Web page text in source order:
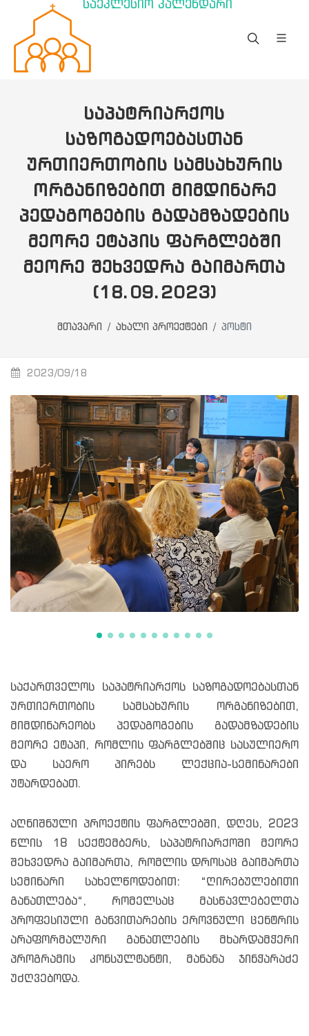
საეკლესიო კალენდარი
ᲡᲐᲞᲐᲢᲠᲘᲐᲠᲥᲝᲡ
ᲡᲐᲖᲝᲒᲐᲓᲝᲔᲑᲐᲡᲗᲐᲜ
ᲣᲠᲗᲘᲔᲠᲗᲝᲑᲘᲡ ᲡᲐᲛᲡᲐᲮᲣᲠᲘᲡ
ᲝᲠᲒᲐᲜᲘᲖᲔᲑᲘᲗ ᲛᲘᲛᲓᲘᲜᲐᲠᲔ
ᲞᲔᲓᲐᲒᲝᲒᲔᲑᲘᲡ ᲒᲐᲓᲐᲛᲖᲐᲓᲔᲑᲘᲡ
ᲛᲔᲝᲠᲔ ᲔᲢᲐᲞᲘᲡ ᲤᲐᲠᲒᲚᲔᲑᲨᲘ
ᲛᲔᲝᲠᲔ ᲨᲔᲮᲕᲔᲓᲠᲐ ᲒᲐᲘᲛᲐᲠᲗᲐ
(18.09.2023)
მთავარი ახალი პროექტები პოსტი
2023/09/18
საქართველოს საპატრიარქოს საზოგადოებასთან
ურთიერთობის სამსახურის ორგანიზებით,
მიმდინარეობს პედაგოგების გადამზადების
მეორე ეტაპი, რომლის ფარგლებშიც სასულიერო
და საერო პირებს ლექცია-სემინარები
უტარდებათ.
აღნიშნული პროექტის ფარგლებში, დღეს, 2023
წლის 18 სექტემბერს, საპატრიარქოში მეორე
შეხვედრა გაიმართა, რომლის დროსაც გაიმართა
სემინარი სახელწოდებით: “ღირებულებითი
განათლება“, რომელსაც მასწავლებელთა
პროფესიული განვითარების ეროვნული ცენტრის
არაფორმალური განათლების მხარდამჭერი
პროგრამის კონსულტანტი, მანანა ჯინჭარაძე
უძღვებოდა.